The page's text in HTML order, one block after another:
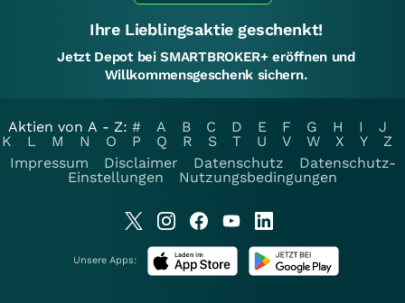
Ihre Lieblingsaktie geschenkt!
Jetzt Depot bei SMARTBROKER+ eröffnen und
Willkommensgeschenk sichern.
Aktien von A - Z: # A B C D E F G H I
J
K
L M N O P Q R S T U V W X Y
Z
Impressum
Disclaimer Datenschutz
Datenschutz-
Einstellungen
Nutzungsbedingungen
Unsere Apps: